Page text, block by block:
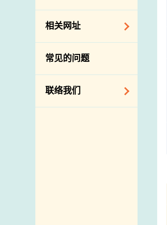
公开比赛
相关网址
相关政府部门／机
构
常见的问题
联络我们